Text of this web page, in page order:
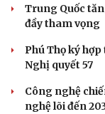
Trung Quốc
đầy tham vọng
Phú Thọ ký
Nghị quyết 57
Công nghệ
nghệ lõi đến